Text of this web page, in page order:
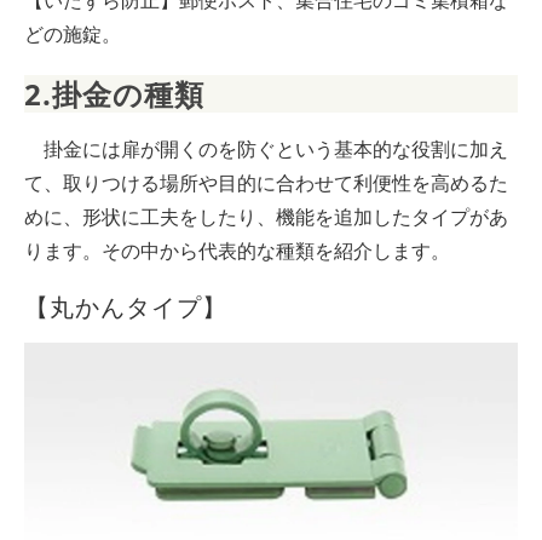
どの施錠。
2.掛金の種類
掛金には扉が開くのを防ぐという基本的な役割に加え
て、取りつける場所や目的に合わせて利便性を高めるた
めに、形状に工夫をしたり、機能を追加したタイプがあ
ります。その中から代表的な種類を紹介します。
【丸かんタイプ】